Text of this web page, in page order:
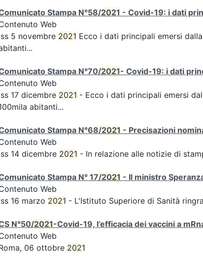
Stampa N°58/2021 - Covid-19: i dati
Web
5 novembre 2021 Ecco i dati principali emersi
Stampa N°70/2021- Covid-19: i dati
Web
17 dicembre 2021 - Ecco i dati principali emersi
abitanti...
Stampa N°68/2021 - Precisazioni
Web
14 dicembre 2021 - In relazione alle notizie di
Stampa N° 17/2021 - Il ministro
Web
16 marzo 2021 - L'Istituto Superiore di Sanità
N°50/2021-Covid-19, l’efficacia dei vaccini a
Web
06 ottobre 2021